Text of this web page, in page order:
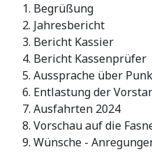
1. Begrüßung
2. Jahresbericht
3. Bericht Kassier
4. Bericht Kassenprüfer
5. Aussprache über
6. Entlastung der
7. Ausfahrten 2024
8. Vorschau auf die
9. Wünsche -